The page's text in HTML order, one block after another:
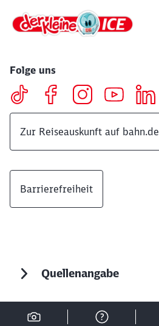
Folge uns
Zur Reiseauskunft auf bahn.de
Barrierefreiheit
Quellenangabe